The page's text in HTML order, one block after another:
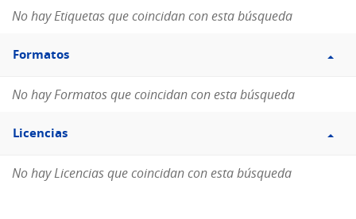
No hay Etiquetas que coincidan con esta búsqueda
Filtro
Formatos
Formatos
No hay Formatos que coincidan con esta búsqueda
Filtro
Licencias
Licencias
No hay Licencias que coincidan con esta búsqueda